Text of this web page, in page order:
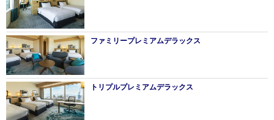
ファミリープレミアムデラックス
トリプルプレミアムデラックス